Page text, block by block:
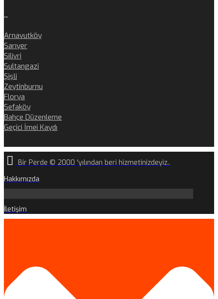
..
Arnavutköy
Sarıyer
Silivri
Sultangazi
Şişli
Zeytinburnu
Florya
Sefaköy
Bahçe Düzenleme
Geçici İmei Kaydı
Bir Perde © 2000 'yılından beri hizmetinizdeyiz..
Hakkımızda
İletişim